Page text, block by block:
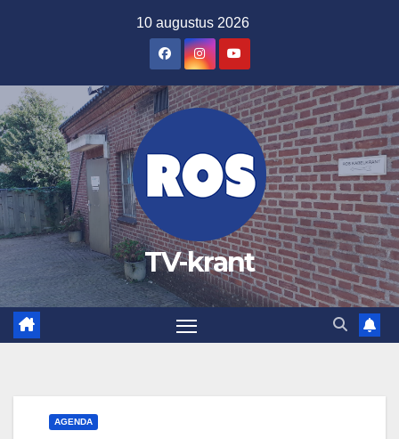
inhoud
10 augustus 2026
TV-krant
AGENDA